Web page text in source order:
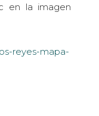
en la imagen